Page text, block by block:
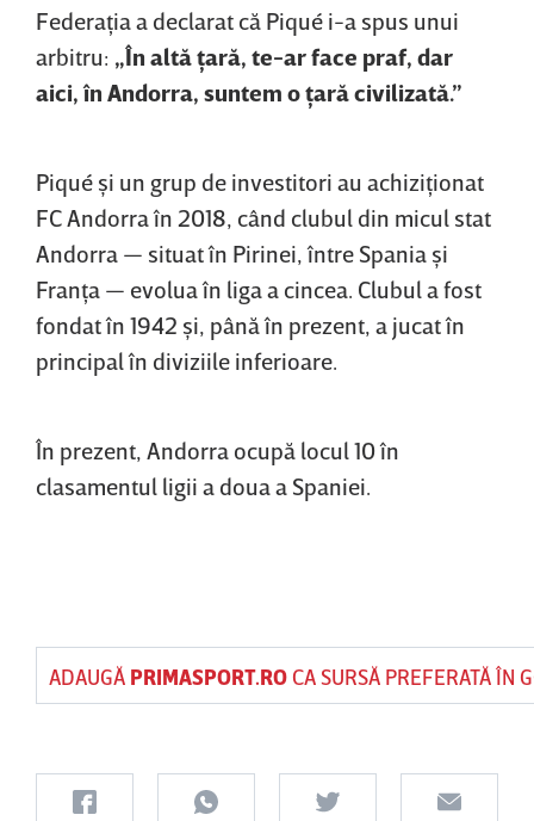
Federaţia a declarat că Piqué i-a spus unui
arbitru: „În altă ţară, te-ar face praf, dar
aici, în Andorra, suntem o ţară civilizată.”
Piqué şi un grup de investitori au achiziţionat
FC Andorra în 2018, când clubul din micul stat
Andorra — situat în Pirinei, între Spania şi
Franţa — evolua în liga a cincea. Clubul a fost
fondat în 1942 şi, până în prezent, a jucat în
principal în diviziile inferioare.
În prezent, Andorra ocupă locul 10 în
clasamentul ligii a doua a Spaniei.
ADAUGĂ PRIMASPORT.ROCA SURSĂ PREFERATĂ ÎN